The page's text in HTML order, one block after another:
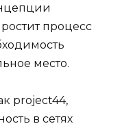
процесс
место.
project44,
в сетях